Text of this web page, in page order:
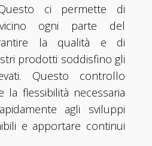
ci permette di
ogni parte del
la qualità e di
prodotti soddisfino gli
Questo controllo
la flessibilità necessaria
agli sviluppi
e apportare continui